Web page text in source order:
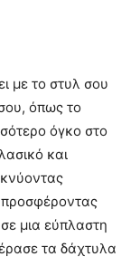
με το στυλ σου
όπως το
όγκο στο
και
προσφέροντας
μια εύπλαστη
τα δάχτυλα